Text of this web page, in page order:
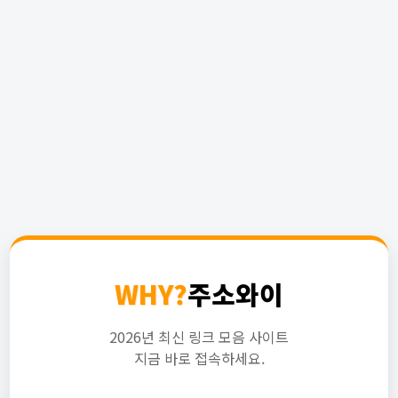
WHY?주소와이
2026년 최신 링크 모음 사이트
지금 바로 접속하세요.